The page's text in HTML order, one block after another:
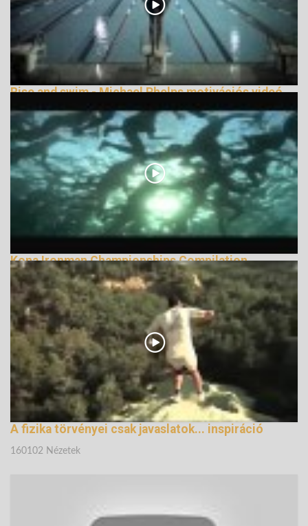
Rise and swim - Michael Phelps motivációs videó
138427 Nézetek
Kona Ironman Championships Compilation,
Immediate Music
138614 Nézetek
A fizika törvényei csak javaslatok... inspiráció
160102 Nézetek